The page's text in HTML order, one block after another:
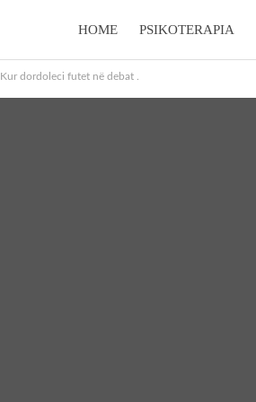
HOME PSIKOTERAPIA
Kur dordoleci futet në debat .